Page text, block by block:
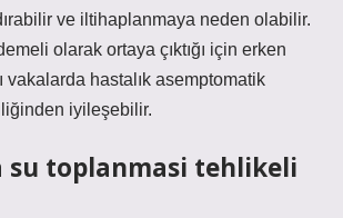
ve iltihaplanmaya neden olabilir.
olarak ortaya çıktığı için erken
vakalarda hastalık asemptomatik
iyileşebilir.
su toplanmasi tehlikeli